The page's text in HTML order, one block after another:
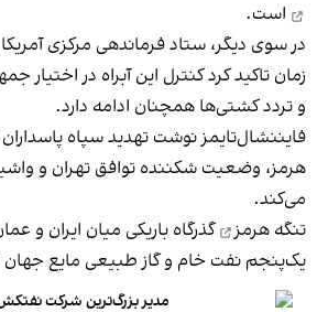
است.
در سوی دیگر، ستاد فرماندهی مرکزی
زمان تاکید کرد کنترل این آبراه در اختیار
و تردد کشتی‌ها همچنان ادامه دارد.
فایننشال‌تایمز نوشت تهدید سپاه
هرمز، وضعیت شکننده توافق تهران و
می‌کند.
تنگه هرمز
گذرگاه باریکی میان ایران و
یک‌پنجم نفت خام و گاز طبیعی مایع جهان
مدیر بزرگ‌ترین شرکت